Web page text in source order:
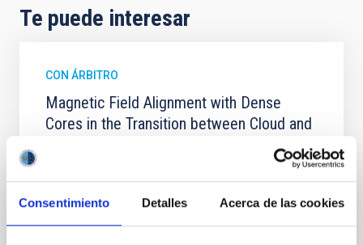
Consentimiento Detalles Acerca de las cookies
Te puede interesar
CON ÁRBITRO
Magnetic Field Alignment with Dense
Cores in the Transition between Cloud and
In a magnetically dominated model of star formation,
field orientation of star-forming dense cores and the
cloud-scale magnetic field. A. Pandhi et al. showed